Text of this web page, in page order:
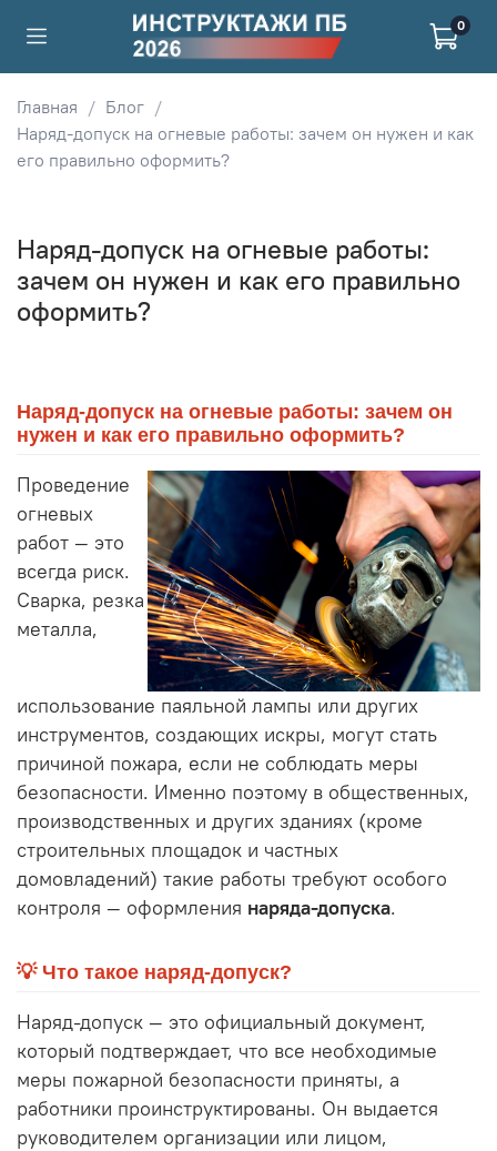
0
Главная
Блог
Наряд-допуск на огневые работы: зачем он нужен и как
его правильно оформить?
Наряд-допуск на огневые работы:
зачем он нужен и как его правильно
оформить?
Наряд-допуск на огневые работы: зачем он
нужен и как его правильно оформить?
Проведение
огневых
работ — это
всегда риск.
Сварка, резка
металла,
использование паяльной лампы или других
инструментов, создающих искры, могут стать
причиной пожара, если не соблюдать меры
безопасности. Именно поэтому в общественных,
производственных и других зданиях (кроме
строительных площадок и частных
домовладений) такие работы требуют особого
контроля — оформления наряда-допуска.
💡 Что такое наряд-допуск?
Наряд-допуск — это официальный документ,
который подтверждает, что все необходимые
меры пожарной безопасности приняты, а
работники проинструктированы. Он выдается
руководителем организации или лицом,